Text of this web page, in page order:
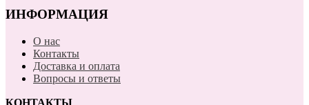
ИНФОРМАЦИЯ
О нас
Контакты
Доставка и оплата
Вопросы и ответы
КОНТАКТЫ